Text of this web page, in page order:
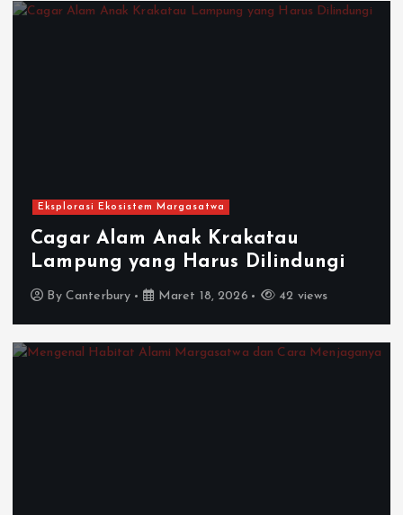
Eksplorasi Ekosistem Margasatwa
Cagar Alam Anak Krakatau
Lampung yang Harus Dilindungi
By Canterbury Maret 18, 2026 42 views